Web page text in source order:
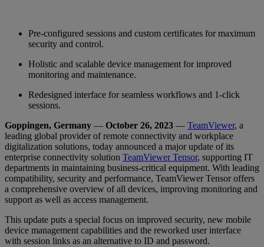
Pre-configured sessions and custom certificates for maximum
security and control.
Holistic and scalable device management for improved
monitoring and maintenance.
Redesigned interface for seamless workflows and 1-click
sessions.
Goppingen, Germany — October 26, 2023 — TeamViewer, a
leading global provider of remote connectivity and workplace
digitalization solutions, today announced a major update of its
enterprise connectivity solution TeamViewer Tensor, supporting IT
departments in maintaining business-critical equipment. With leading
compatibility, security and performance, TeamViewer Tensor offers
a comprehensive overview of all devices, improving monitoring and
support as well as access management.
This update puts a special focus on improved security, new mobile
device management capabilities and the reworked user interface
with session links as an alternative to ID and password.